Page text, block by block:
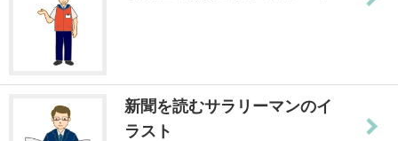
新聞を読むサラリーマンのイ
ラスト